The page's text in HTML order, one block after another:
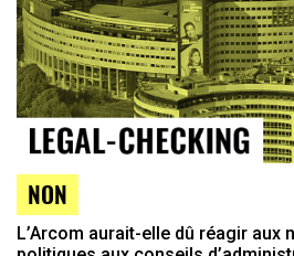
NON
L’Arcom aurait-elle dû réagir aux